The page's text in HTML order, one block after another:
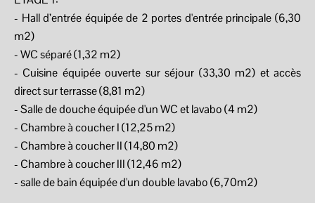
- Hall d’entrée équipée de 2 portes d'entrée principale (6,30
m2)
- WC séparé (1,32 m2)
- Cuisine équipée ouverte sur séjour (33,30 m2) et accès
direct sur terrasse (8,81 m2)
- Salle de douche équipée d'un WC et lavabo (4 m2)
- Chambre à coucher I (12,25 m2)
- Chambre à coucher II (14,80 m2)
- Chambre à coucher III (12,46 m2)
- salle de bain équipée d'un double lavabo (6,70m2)